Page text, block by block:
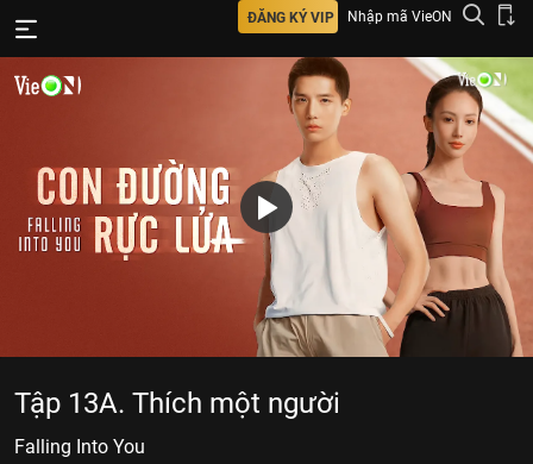
ĐĂNG KÝ VIP Nhập mã VieON
Tập 13A. Thích một người
Falling Into You